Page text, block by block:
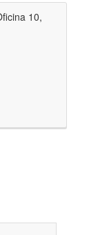
10,